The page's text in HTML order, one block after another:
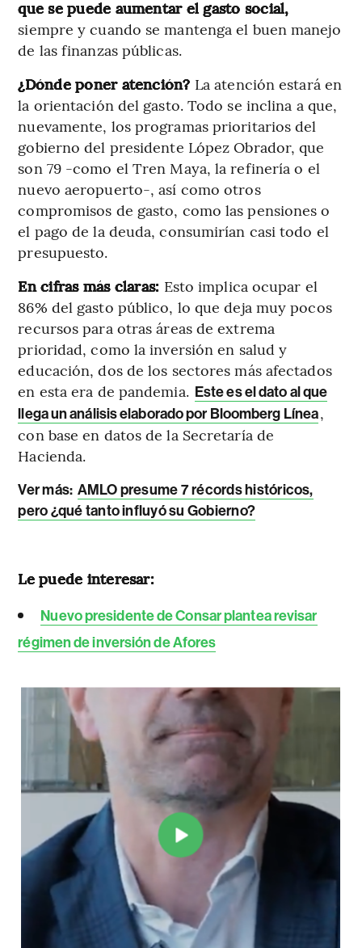
que se puede aumentar el gasto social,
siempre y cuando se mantenga el buen manejo
de las finanzas públicas.
¿Dónde poner atención? La atención estará en
la orientación del gasto. Todo se inclina a que,
nuevamente, los programas prioritarios del
gobierno del presidente López Obrador, que
son 79 -como el Tren Maya, la refinería o el
nuevo aeropuerto-, así como otros
compromisos de gasto, como las pensiones o
el pago de la deuda, consumirían casi todo el
presupuesto.
En cifras más claras: Esto implica ocupar el
86% del gasto público, lo que deja muy pocos
recursos para otras áreas de extrema
prioridad, como la inversión en salud y
educación, dos de los sectores más afectados
en esta era de pandemia. Este es el dato al que
llega un análisis elaborado por Bloomberg Línea,
con base en datos de la Secretaría de
Hacienda.
Ver más: AMLO presume 7 récords históricos,
pero ¿qué tanto influyó su Gobierno?
Le puede interesar:
Nuevo presidente de Consar plantea revisar
régimen de inversión de Afores